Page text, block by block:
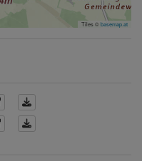
Tiles ©basemap.at